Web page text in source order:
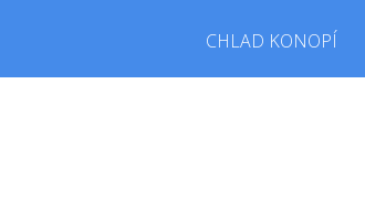
CHLAD KONOPÍ